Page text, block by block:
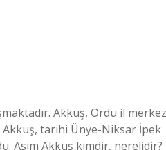
Akkuş, Ordu il
Akkuş, tarihi Ünye-Niksar İpek
Asim Akkuş kimdir, nerelidir?